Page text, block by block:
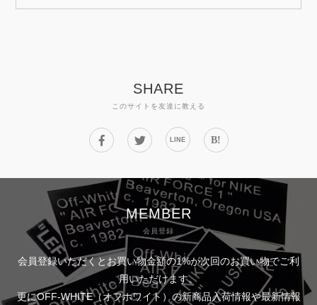
SHARE
このサイトを友達に教える
LINE B!
MEMBER
会員登録
会員登録いただくとお買い物金額の1%が次回のお買い物でご利
用いただけます。
更にOFF-WHITE（オフホワイト）の新商品入荷情報や最新情報